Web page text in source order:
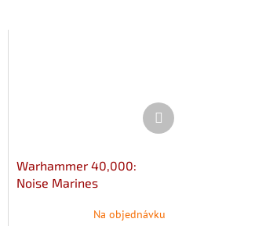
Warhammer 40,000:
Noise Marines
Na objednávku
Další
produkt